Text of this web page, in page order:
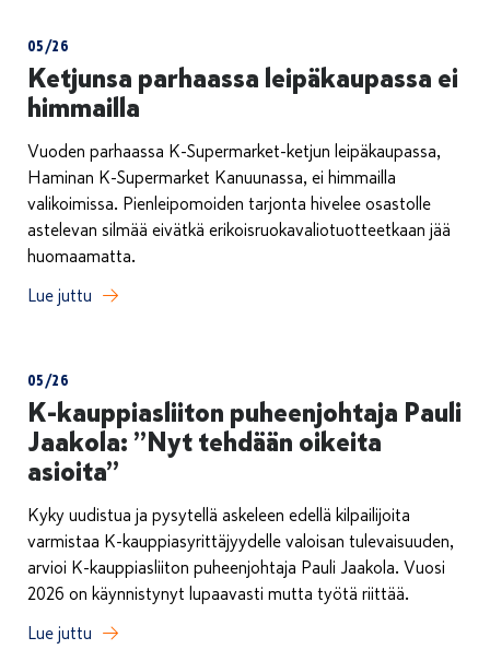
05/26
Ketjunsa parhaassa leipäkaupassa ei
himmailla
Vuoden parhaassa K-Supermarket-ketjun leipäkaupassa,
Haminan K-Supermarket Kanuunassa, ei himmailla
valikoimissa. Pienleipomoiden tarjonta hivelee osastolle
astelevan silmää eivätkä erikoisruokavaliotuotteetkaan jää
huomaamatta.
Lue juttu
05/26
K-kauppiasliiton puheenjohtaja Pauli
Jaakola: ”Nyt tehdään oikeita
asioita”
Kyky uudistua ja pysytellä askeleen edellä kilpailijoita
varmistaa K-kauppiasyrittäjyydelle valoisan tulevaisuuden,
arvioi K-kauppiasliiton puheenjohtaja Pauli Jaakola. Vuosi
2026 on käynnistynyt lupaavasti mutta työtä riittää.
Lue juttu